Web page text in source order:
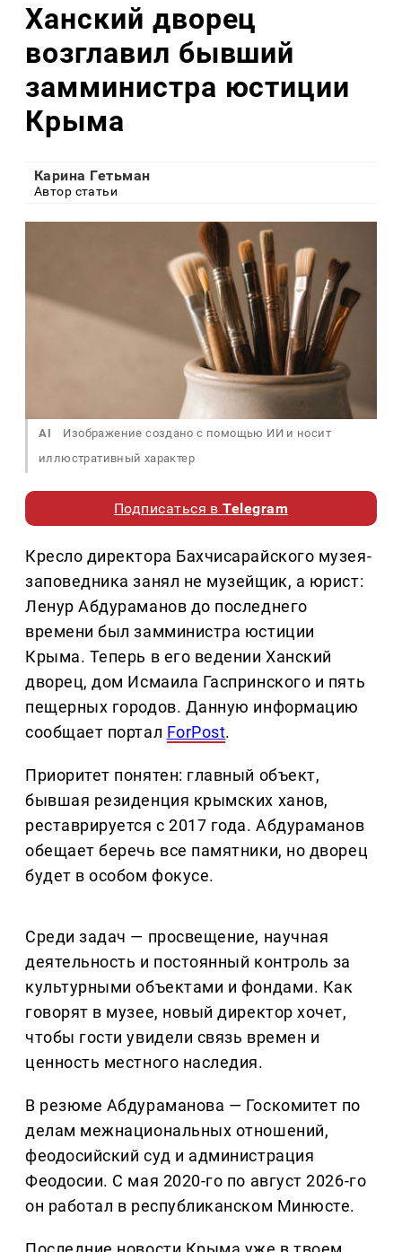
Ханский дворец
возглавил бывший
замминистра юстиции
Крыма
Карина Гетьман
Автор статьи
AI
Изображение создано с помощью ИИ и носит
иллюстративный характер
Подписаться вTelegram
Кресло директора Бахчисарайского музея-
заповедника занял не музейщик, а юрист:
Ленур Абдураманов до последнего
времени был замминистра юстиции
Крыма. Теперь в его ведении Ханский
дворец, дом Исмаила Гаспринского и пять
пещерных городов. Данную информацию
сообщает портал ForPost.
Приоритет понятен: главный объект,
бывшая резиденция крымских ханов,
реставрируется с 2017 года. Абдураманов
обещает беречь все памятники, но дворец
будет в особом фокусе.
Среди задач — просвещение, научная
деятельность и постоянный контроль за
культурными объектами и фондами. Как
говорят в музее, новый директор хочет,
чтобы гости увидели связь времен и
ценность местного наследия.
В резюме Абдураманова — Госкомитет по
делам межнациональных отношений,
феодосийский суд и администрация
Феодосии. С мая 2020-го по август 2026-го
он работал в республиканском Минюсте.